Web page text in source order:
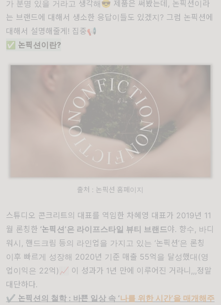
가 분명 있을 거라고 생각해😎 제품은 써봤는데, 논픽션이라
는 브랜드에 대해서 생소한 응답이들도 있겠지? 그럼 논픽션에
대해서 설명해줄게! 집중📢
✅ 논픽션이란?
출처 : 논픽션 홈페이지
스튜디오 콘크리트의 대표를 역임한 차혜영 대표가 2019년 11
월 론칭한 ‘논픽션’은 라이프스타일 뷰티 브랜드야. 향수, 바디
워시, 핸드크림 등의 라인업을 가지고 있는 ‘논픽션’은 론칭
이후 빠르게 성장해 2020년 기준 매출 55억을 달성했대(영
업이익은 22억)📈 이 성과가 1년 만에 이루어진 거라니,,,정말
대단하다.
✔️ 논픽션의 철학 : 바쁜 일상 속 ‘나를 위한 시간’을 매개해주